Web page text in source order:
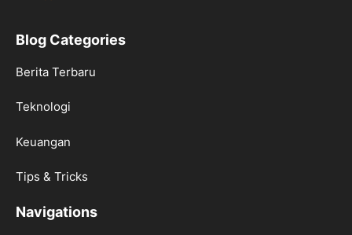
Blog Categories
Berita Terbaru
Teknologi
Keuangan
Tips & Tricks
Navigations